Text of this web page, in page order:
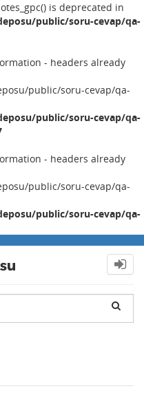
is deprecated in
public/soru-cevap/qa-
- headers already
public/soru-cevap/qa-
public/soru-cevap/qa-
- headers already
public/soru-cevap/qa-
public/soru-cevap/qa-